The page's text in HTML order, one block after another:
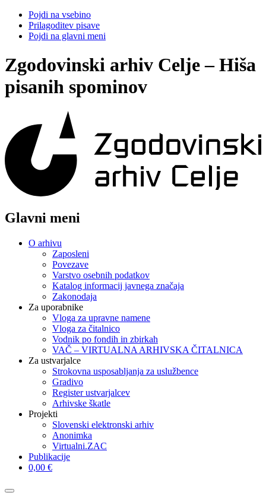
Pojdi na vsebino
Prilagoditev pisave
Pojdi na glavni meni
Zgodovinski arhiv Celje – Hiša
pisanih spominov
Glavni meni
O arhivu
Zaposleni
Povezave
Varstvo osebnih podatkov
Katalog informacij javnega značaja
Zakonodaja
Za uporabnike
Vloga za upravne namene
Vloga za čitalnico
Vodnik po fondih in zbirkah
VAČ – VIRTUALNA ARHIVSKA ČITALNICA
Za ustvarjalce
Strokovna usposabljanja za uslužbence
Gradivo
Register ustvarjalcev
Arhivske škatle
Projekti
Slovenski elektronski arhiv
Anonimka
Virtualni.ZAC
Publikacije
0,00 €